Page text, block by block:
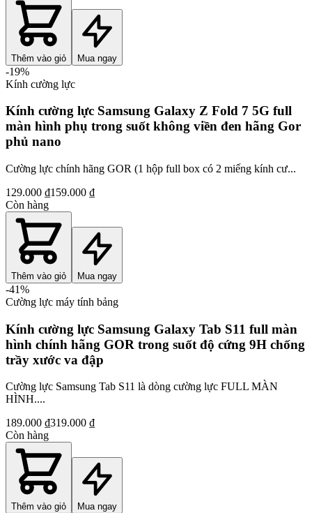
Thêm vào giỏ Mua ngay
-19%
Kính cường lực
Kính cường lực Samsung Galaxy Z Fold 7 5G full
màn hình phụ trong suốt không viền đen hãng Gor
phủ nano
Cường lực chính hãng GOR (1 hộp full box có 2 miếng kính cư...
129.000 ₫159.000 ₫
Còn hàng
Thêm vào giỏ Mua ngay
-41%
Cường lực máy tính bảng
Kính cường lực Samsung Galaxy Tab S11 full màn
hình chính hãng GOR trong suốt độ cứng 9H chống
trầy xước va đập
Cường lực Samsung Tab S11 là dòng cường lực FULL MÀN
HÌNH....
189.000 ₫319.000 ₫
Còn hàng
Thêm vào giỏ Mua ngay